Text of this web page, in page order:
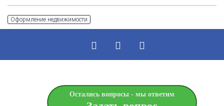
Оформление недвижимости
Остались вопросы - мы ответим